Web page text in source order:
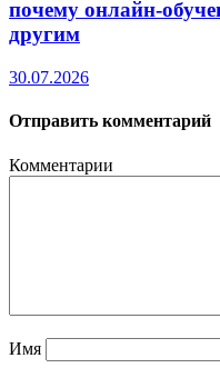
почему онлайн-
другим
30.07.2026
Отправить комментарий
Комментарии
Имя